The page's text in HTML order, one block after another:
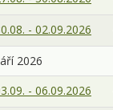
- 02.09.2026
2026
- 06.09.2026